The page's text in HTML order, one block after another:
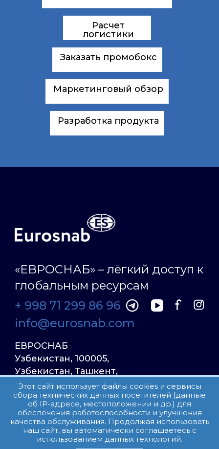
Расчет
логистики
Заказать промобокс
Маркетинговый обзор
Разработка продукта
«ЕВРОСНАБ» – лёгкий доступ к
глобальным ресурсам
+ 998 71 299 86 96
info@eurosnab.com
ЕВРОСНАБ
Узбекистан, 100005,
Узбекистан, Ташкент,
Улица Фаргона Йули
23, дом 31
Все права защищены.
Пользовательское соглашение
Этот сайт использует файлы cookies и сервисы
сбора технических данных посетителей (данные
об IP-адресе, местоположении и др.) для
обеспечения работоспособности и улучшения
качества обслуживания. Продолжая использовать
наш сайт, вы автоматически соглашаетесь с
использованием данных технологий.